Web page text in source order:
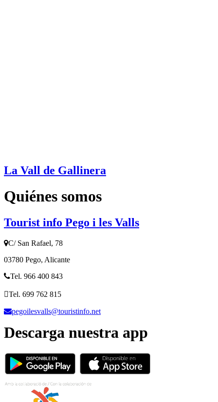
La Vall de Gallinera
Quiénes somos
Tourist info Pego i les Valls
C/ San Rafael, 78
03780 Pego, Alicante
Tel. 966 400 843
Tel. 699 762 815
pegoilesvalls@touristinfo.net
Descarga nuestra app